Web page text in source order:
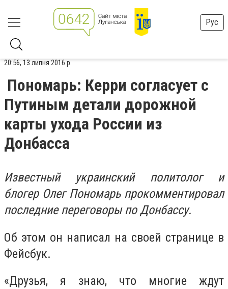
Рус
20:56, 13 липня 2016 р.
Пономарь: Керри согласует с
Путиным детали дорожной
карты ухода России из
Донбасса
Известный украинский политолог и
блогер Олег Пономарь прокомментировал
последние переговоры по Донбассу.
Об этом он написал на своей странице в
Фейсбук.
«Друзья, я знаю, что многие ждут